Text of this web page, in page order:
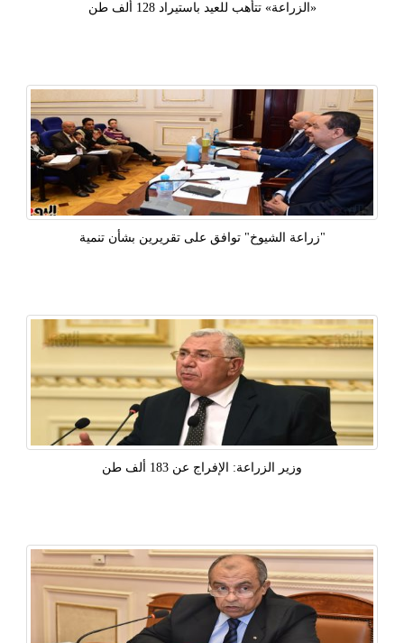
«الزراعة» تتأهب للعيد باستيراد 128 ألف طن
"زراعة الشيوخ" توافق على تقريرين بشأن تنمية
‫وزير الزراعة: الإفراج عن 183 ألف طن